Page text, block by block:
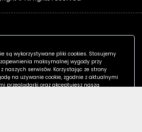
są wykorzystywane pliki cookies. Stosujemy
maksymalnej wygody przy
naszych serwisów. Korzystając ze strony
na używanie cookie, zgodnie z aktualnymi
przeglądarki oraz akceptujesz naszą